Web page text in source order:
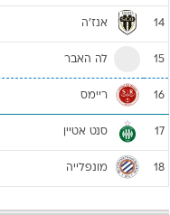
14 אנז'ה
15 לה האבר
16 ריימס
17 סנט אטיין
18 מונפלייה